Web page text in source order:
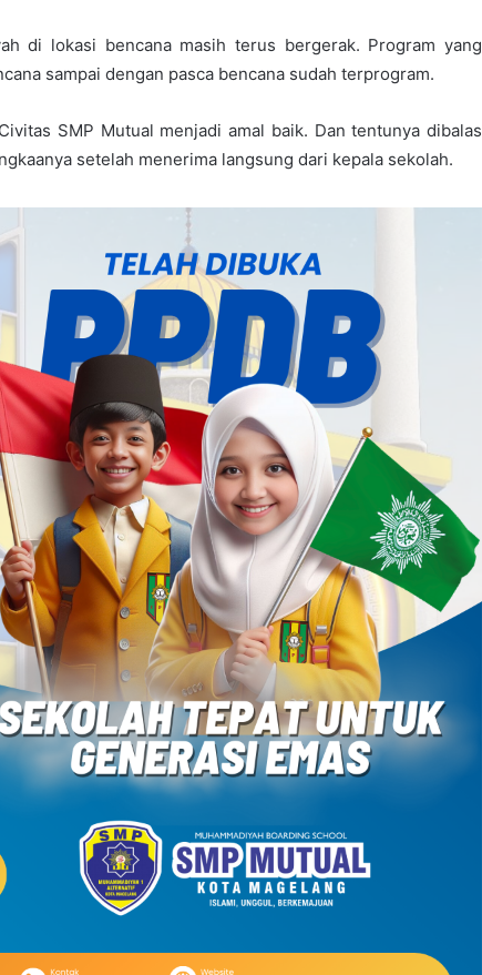
di lokasi bencana masih terus bergerak. Program yang
sampai dengan pasca bencana sudah terprogram.
SMP Mutual menjadi amal baik. Dan tentunya dibalas
setelah menerima langsung dari kepala sekolah.